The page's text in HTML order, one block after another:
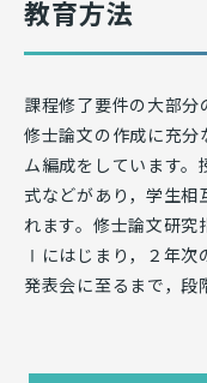
教育方法
課程修了要件の大部
修士論文の作成に充分
ム編成をしています。
式などがあり，学生相
れます。修士論文研究
Ⅰにはじまり，２年次
発表会に至るまで，段